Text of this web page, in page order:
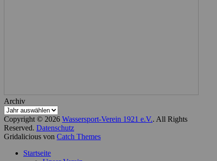
Archiv
Copyright © 2026 Wassersport-Verein 1921 e.V.. All Rights
Reserved. Datenschutz
Gridalicious von Catch Themes
oben
Startseite